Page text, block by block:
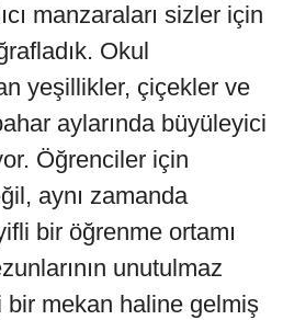
manzaraları sizler için
Okul
yeşillikler, çiçekler ve
aylarında büyüleyici
Öğrenciler için
aynı zamanda
bir öğrenme ortamı
unutulmaz
bir mekan haline gelmiş